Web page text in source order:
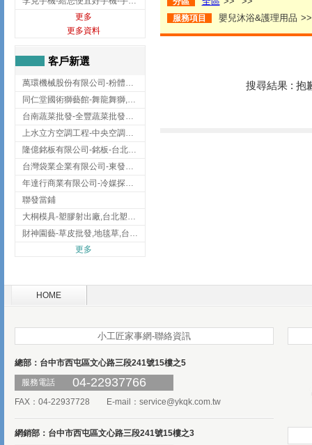
更多
更多資料
客戶新選
萬環機械股份有限公司-粉體塗裝設備,輸送機,輸送機設備,台南輸送機
同仁堂國術獅藝館-舞龍舞獅,台中舞龍舞獅
台南蔬菜批發-全豐蔬菜批發專送/台南蔬菜箱宅配到府
上水立方空調工程-中央空調規劃,台北中央空調規劃
隆億銘板有限公司-銘板-台北銘板-板橋銘板
台灣袋業企業有限公司-東發企業社/台中太空袋/太空包
年達行商業有限公司-冷媒探漏儀,壓力錶組,真空泵浦,台北冷凍空調材料
聯發當鋪
大桐模具-塑膠射出廠,台北塑膠射出廠
財神園藝-草皮批發,地毯草,台北草,彰化地毯草,彰化台北草
更多
服務項目 嬰兒沐浴&護理用品 >>
搜尋結果 : 抱
HOME
小工匠家事網-聯絡資訊
總部：台中市西屯區文心路三段241號15樓之5
服務電話
04-22937766
FAX：04-22937728 E-mail： service@ykqk.com.tw
網銷部：台中市西屯區文心路三段241號15樓之3